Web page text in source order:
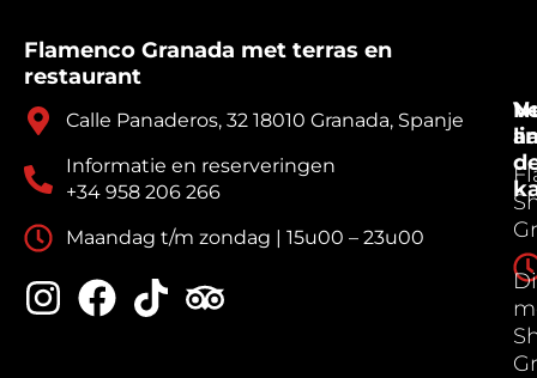
Flamenco Granada met terras en
restaurant
Calle Panaderos, 32 18010 Granada, Spanje
Informatie en reserveringen
+34 958 206 266
Maandag t/m zondag | 15u00 – 23u00